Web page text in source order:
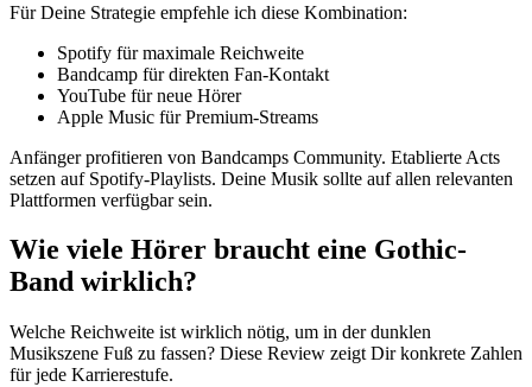
Für Deine Strategie empfehle ich diese Kombination:
Spotify für maximale Reichweite
Bandcamp für direkten Fan-Kontakt
YouTube für neue Hörer
Apple Music für Premium-Streams
Anfänger profitieren von Bandcamps Community. Etablierte Acts
setzen auf Spotify-Playlists. Deine Musik sollte auf allen relevanten
Plattformen verfügbar sein.
Wie viele Hörer braucht eine Gothic-
Band wirklich?
Welche Reichweite ist wirklich nötig, um in der dunklen
Musikszene Fuß zu fassen? Diese Review zeigt Dir konkrete Zahlen
für jede Karrierestufe.